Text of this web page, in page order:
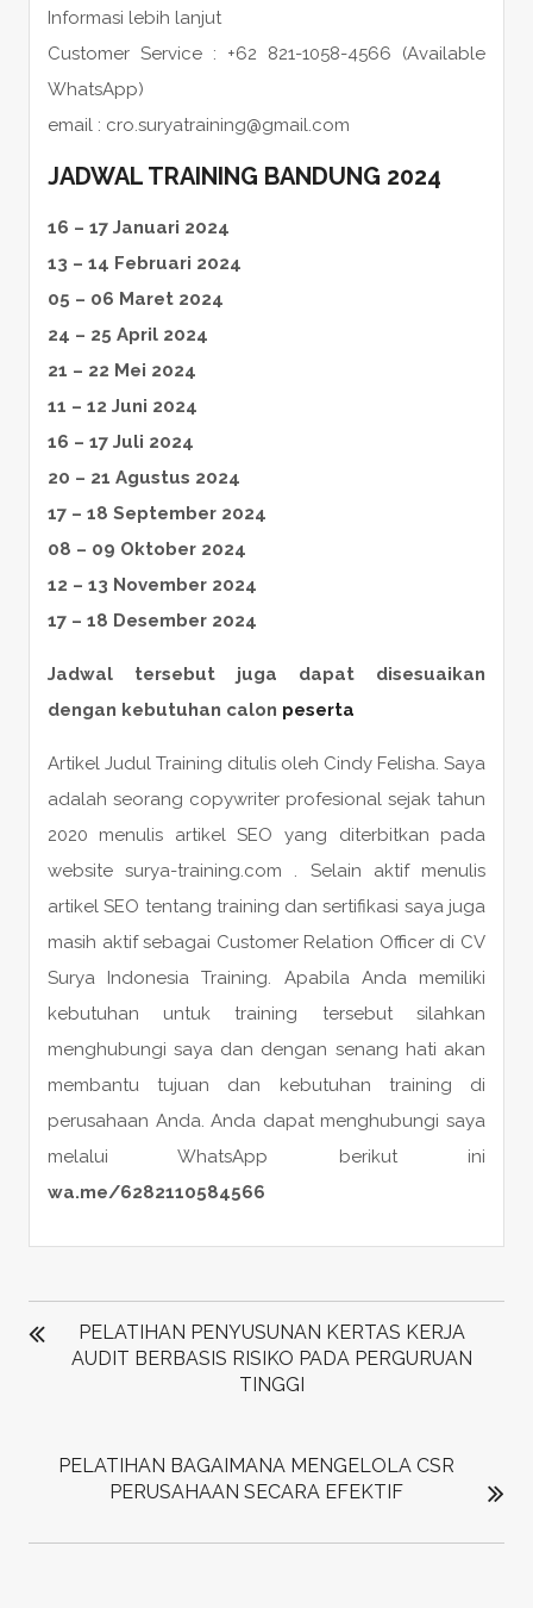
Informasi lebih lanjut
Customer Service : +62 821-1058-4566 (Available
WhatsApp)
email : cro.suryatraining@gmail.com
JADWAL TRAINING BANDUNG 2024
16 – 17 Januari 2024
13 – 14 Februari 2024
05 – 06 Maret 2024
24 – 25 April 2024
21 – 22 Mei 2024
11 – 12 Juni 2024
16 – 17 Juli 2024
20 – 21 Agustus 2024
17 – 18 September 2024
08 – 09 Oktober 2024
12 – 13 November 2024
17 – 18 Desember 2024
Jadwal tersebut juga dapat disesuaikan
dengan kebutuhan calon peserta
Artikel Judul Training ditulis oleh Cindy Felisha. Saya
adalah seorang copywriter profesional sejak tahun
2020 menulis artikel SEO yang diterbitkan pada
website surya-training.com . Selain aktif menulis
artikel SEO tentang training dan sertifikasi saya juga
masih aktif sebagai Customer Relation Officer di CV
Surya Indonesia Training. Apabila Anda memiliki
kebutuhan untuk training tersebut silahkan
menghubungi saya dan dengan senang hati akan
membantu tujuan dan kebutuhan training di
perusahaan Anda. Anda dapat menghubungi saya
melalui WhatsApp berikut ini
wa.me/6282110584566
POST
NAVIGATION
PELATIHAN PENYUSUNAN KERTAS KERJA
AUDIT BERBASIS RISIKO PADA PERGURUAN
TINGGI
PELATIHAN BAGAIMANA MENGELOLA CSR
PERUSAHAAN SECARA EFEKTIF